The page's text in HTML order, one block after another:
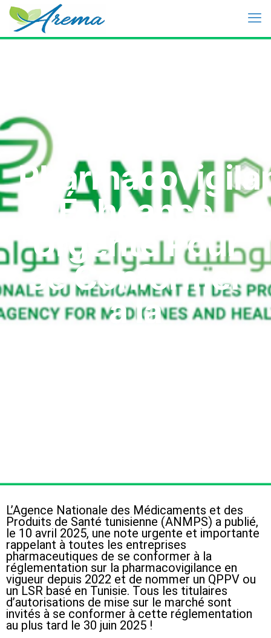
Échéance
Urgente Pour
se Conformer
à la
L’Agence Nationale des Médicaments et des
Produits de Santé tunisienne (ANMPS) a publié,
le 10 avril 2025, une note urgente et importante
rappelant à toutes les entreprises
pharmaceutiques de se conformer à la
réglementation sur la pharmacovigilance en
vigueur depuis 2022 et de nommer un QPPV ou
un LSR basé en Tunisie. Tous les titulaires
d’autorisations de mise sur le marché sont
invités à se conformer à cette réglementation
au plus tard le 30 juin 2025 !